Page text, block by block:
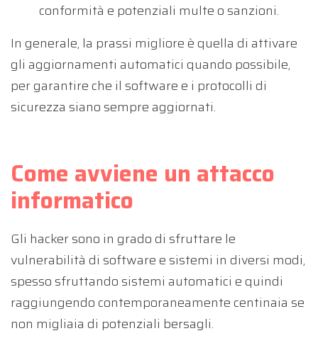
conformità e potenziali multe o sanzioni.
In generale, la prassi migliore è quella di attivare
gli aggiornamenti automatici quando possibile,
per garantire che il software e i protocolli di
sicurezza siano sempre aggiornati.
Come avviene un attacco
informatico
Gli hacker sono in grado di sfruttare le
vulnerabilità di software e sistemi in diversi modi,
spesso sfruttando sistemi automatici e quindi
raggiungendo contemporaneamente centinaia se
non migliaia di potenziali bersagli.